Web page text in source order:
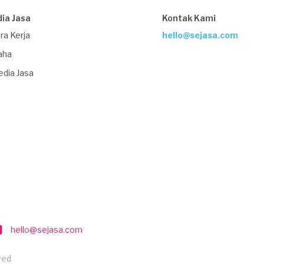
Jasa
Kerja
Jasa
Kontak Kami
hello@sejasa.com
hello@sejasa.com